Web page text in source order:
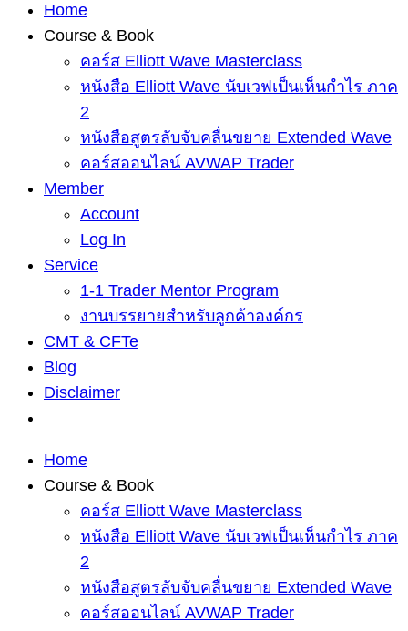
Home
Course & Book
คอร์ส Elliott Wave Masterclass
หนังสือ Elliott Wave นับเวฟเป็นเห็นกำไร ภาค
2
หนังสือสูตรลับจับคลื่นขยาย Extended Wave
คอร์สออนไลน์ AVWAP Trader
Member
Account
Log In
Service
1-1 Trader Mentor Program
งานบรรยายสำหรับลูกค้าองค์กร
CMT & CFTe
Blog
Disclaimer
Home
Course & Book
คอร์ส Elliott Wave Masterclass
หนังสือ Elliott Wave นับเวฟเป็นเห็นกำไร ภาค
2
หนังสือสูตรลับจับคลื่นขยาย Extended Wave
คอร์สออนไลน์ AVWAP Trader